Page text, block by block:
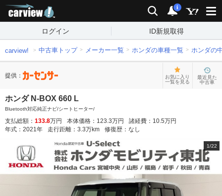
検索 通知
i
ログイン ID新規取得
carview! 中古車トップ メーカー一覧 ホンダの車種一覧 ホンダの
提供：
お気に入り
一覧を見る
最近見た
中古車
ホンダ N-BOX 660 L
Bluetooth対応純正ナビ/シートヒーター/
支払総額： 133.8万円 本体価格： 123.3万円 諸経費： 10.5万円
年式： 2021年 走行距離： 3.3万km 修復歴： なし
1/22